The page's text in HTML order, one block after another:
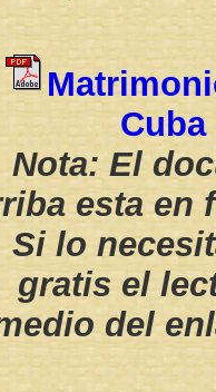
Cuba
Nota: El
esta en
Si lo
gratis el
del